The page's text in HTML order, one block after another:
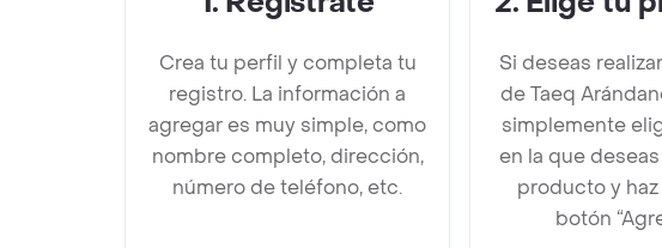
Crea tu perfil y completa tu
registro. La información a
agregar es muy simple, como
nombre completo, dirección,
número de teléfono, etc.
Si deseas
de Taeq
simplemente
en la que
producto y
botón